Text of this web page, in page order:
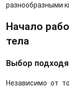
разнообразными
Начало
тела
Выбор
Независимо от